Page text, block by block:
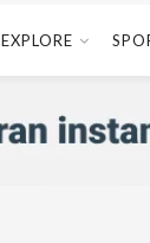
EXPLORE